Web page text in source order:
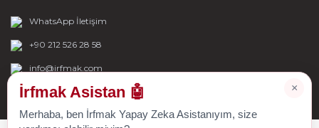
WhatsApp İletişim
+90 212 526 28 58
info@irfmak.com
×
İrfmak Asistan 🤖
Merhaba, ben İrfmak Yapay Zeka Asistanıyım, size